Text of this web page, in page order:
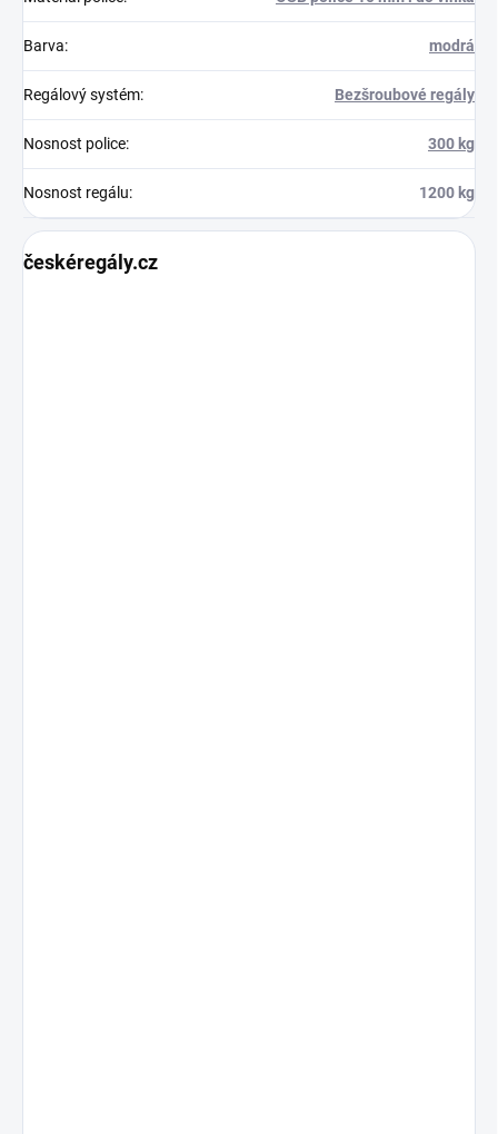
Barva: modrá
Regálový systém: Bezšroubové regály
Nosnost police: 300 kg
Nosnost regálu: 1200 kg
českéregály.cz